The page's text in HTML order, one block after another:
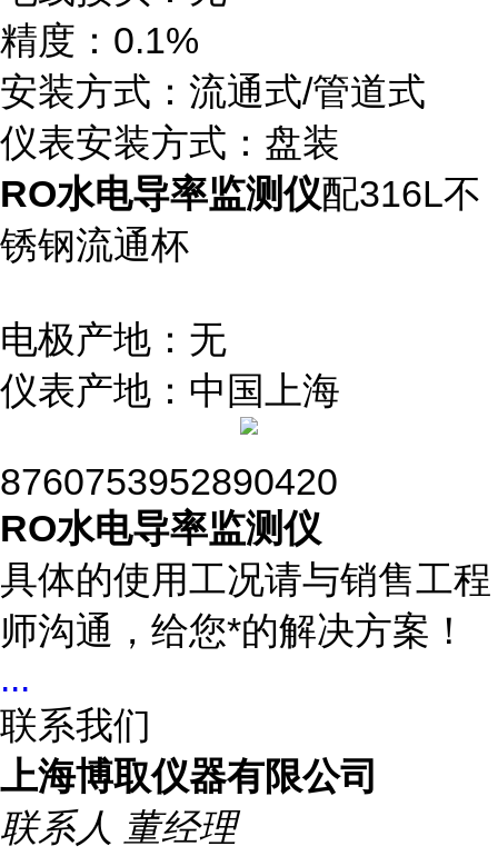
精度：0.1%
安装方式：流通式/管道式
仪表安装方式：盘装
RO水电导率监测仪配316L不
锈钢流通杯
电极产地：无
仪表产地：中国上海
8760753952890420
RO水电导率监测仪
具体的使用工况请与销售工程
师沟通，给您*的解决方案！
...
联系我们
上海博取仪器有限公司
联系人 董经理